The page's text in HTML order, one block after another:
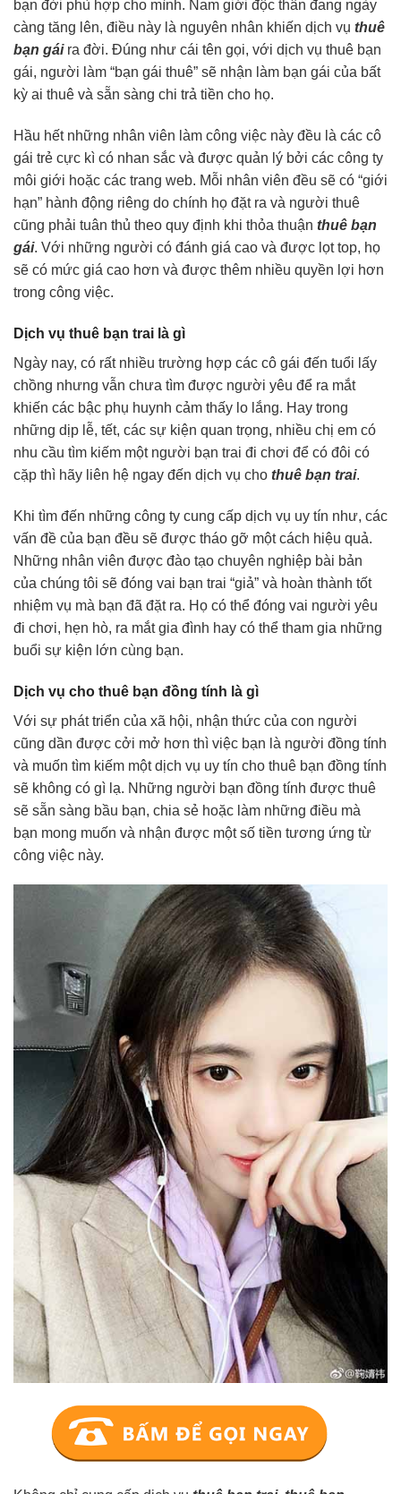
bạn đời phù hợp cho mình. Nam giới độc thân đang ngày
càng tăng lên, điều này là nguyên nhân khiến dịch vụ thuê
bạn gáira đời. Đúng như cái tên gọi, với dịch vụ thuê bạn
gái, người làm “bạn gái thuê” sẽ nhận làm bạn gái của bất
kỳ ai thuê và sẵn sàng chi trả tiền cho họ.
Hầu hết những nhân viên làm công việc này đều là các cô
gái trẻ cực kì có nhan sắc và được quản lý bởi các công ty
môi giới hoặc các trang web. Mỗi nhân viên đều sẽ có “giới
hạn” hành động riêng do chính họ đặt ra và người thuê
cũng phải tuân thủ theo quy định khi thỏa thuận thuê bạn
gái. Với những người có đánh giá cao và được lọt top, họ
sẽ có mức giá cao hơn và được thêm nhiều quyền lợi hơn
trong công việc.
Dịch vụ thuê bạn trai là gì
Ngày nay, có rất nhiều trường hợp các cô gái đến tuổi lấy
chồng nhưng vẫn chưa tìm được người yêu để ra mắt
khiến các bậc phụ huynh cảm thấy lo lắng. Hay trong
những dịp lễ, tết, các sự kiện quan trọng, nhiều chị em có
nhu cầu tìm kiếm một người bạn trai đi chơi để có đôi có
cặp thì hãy liên hệ ngay đến dịch vụ cho thuê bạn trai.
Khi tìm đến những công ty cung cấp dịch vụ uy tín như, các
vấn đề của bạn đều sẽ được tháo gỡ một cách hiệu quả.
Những nhân viên được đào tạo chuyên nghiệp bài bản
của chúng tôi sẽ đóng vai bạn trai “giả” và hoàn thành tốt
nhiệm vụ mà bạn đã đặt ra. Họ có thể đóng vai người yêu
đi chơi, hẹn hò, ra mắt gia đình hay có thể tham gia những
buổi sự kiện lớn cùng bạn.
Dịch vụ cho thuê bạn đồng tính là gì
Với sự phát triển của xã hội, nhận thức của con người
cũng dần được cởi mở hơn thì việc bạn là người đồng tính
và muốn tìm kiếm một dịch vụ uy tín cho thuê bạn đồng tính
sẽ không có gì lạ. Những người bạn đồng tính được thuê
sẽ sẵn sàng bầu bạn, chia sẻ hoặc làm những điều mà
bạn mong muốn và nhận được một số tiền tương ứng từ
công việc này.